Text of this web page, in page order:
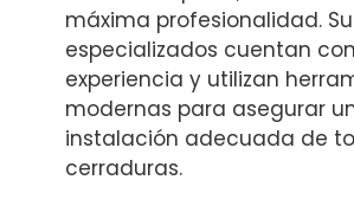
máxima profesionalidad.
especializados cuentan
experiencia y utilizan
modernas para asegurar
instalación adecuada de
cerraduras.